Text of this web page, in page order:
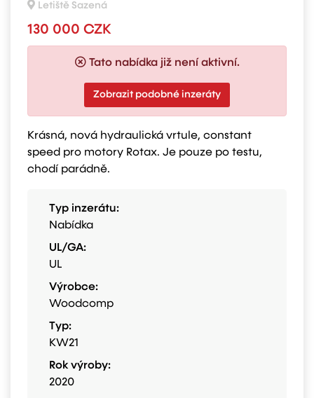
Letiště Sazená
130 000 CZK
Tato nabídka již není aktivní.
Zobrazit podobné inzeráty
Krásná, nová hydraulická vrtule, constant
speed pro motory Rotax. Je pouze po testu,
chodí parádně.
Typ inzerátu:
Nabídka
UL/GA:
UL
Výrobce:
Woodcomp
Typ:
KW21
Rok výroby:
2020